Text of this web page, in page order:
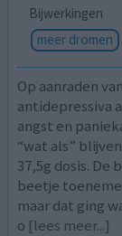
Bijwerkingen
meer dromen
Op aanraden
antidepressiva
angst en
“wat als”
37,5g dosis. De
beetje
maar dat ging
o [lees meer...]